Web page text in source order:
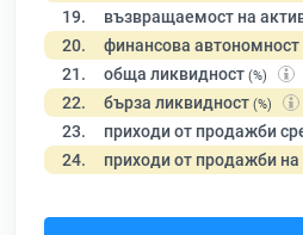
19. възвращаемост на
20. финансова автономност
21. обща ликвидност (%)
22. бърза ликвидност (%)
23. приходи от продажби
24. приходи от продажби на